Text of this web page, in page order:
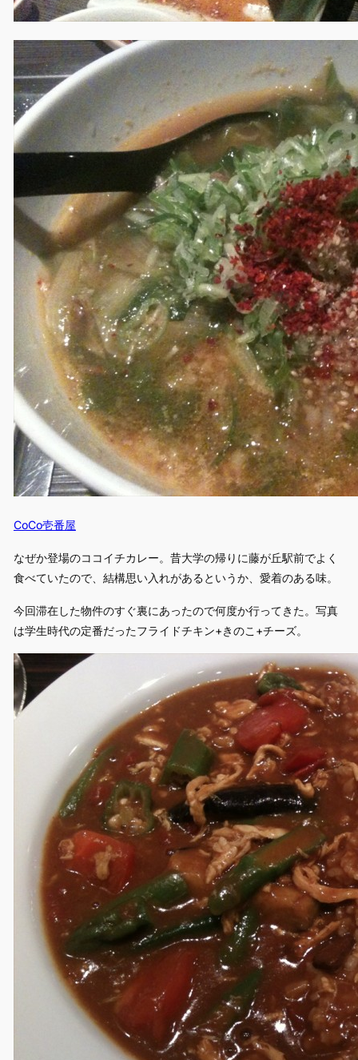
CoCo壱番屋
なぜか登場のココイチカレー。昔大学の帰りに藤が丘駅前でよく
食べていたので、結構思い入れがあるというか、愛着のある味。
今回滞在した物件のすぐ裏にあったので何度か行ってきた。写真
は学生時代の定番だったフライドチキン+きのこ+チーズ。